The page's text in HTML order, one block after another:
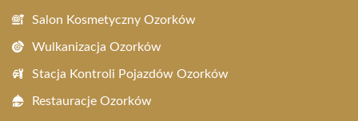
Salon Kosmetyczny Ozorków
Wulkanizacja Ozorków
Stacja Kontroli Pojazdów Ozorków
Restauracje Ozorków